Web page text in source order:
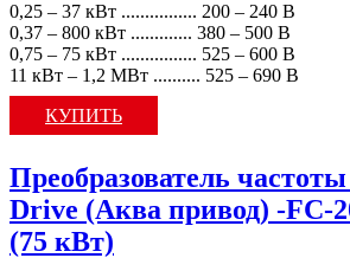
0,25 – 37 кВт ................ 200 – 240 В
0,37 – 800 кВт ............. 380 – 500 В
0,75 – 75 кВт ................ 525 – 600 В
11 кВт – 1,2 МВт .......... 525 – 690 В
КУПИТЬ
Преобразователь
Drive (Аква привод) -FC-
(75 кВт)